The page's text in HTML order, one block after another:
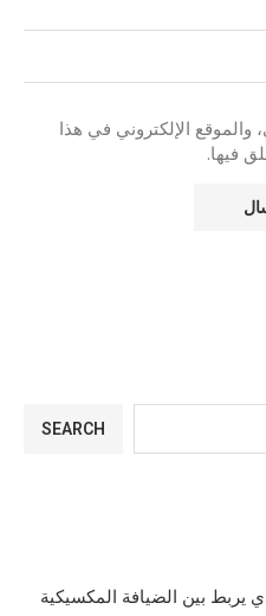
والموقع الإلكتروني في هذا
فيها.
SEARCH
يربط بين الضيافة المكسيكية